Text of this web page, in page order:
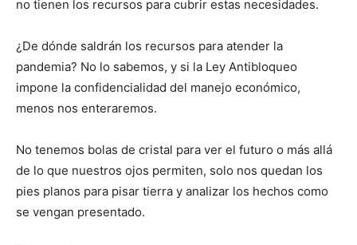
no tienen los recursos para cubrir estas necesidades.
¿De dónde saldrán los recursos para atender la
pandemia? No lo sabemos, y si la Ley Antibloqueo
impone la confidencialidad del manejo económico,
menos nos enteraremos.
No tenemos bolas de cristal para ver el futuro o más allá
de lo que nuestros ojos permiten, solo nos quedan los
pies planos para pisar tierra y analizar los hechos como
se vengan presentado.